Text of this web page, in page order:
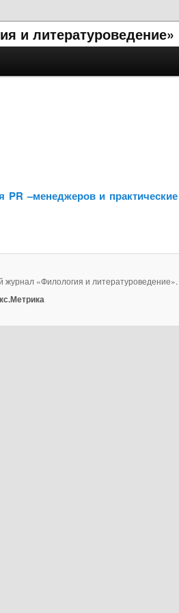
и литературоведение»
–менеджеров и
«Филология и литературоведение».